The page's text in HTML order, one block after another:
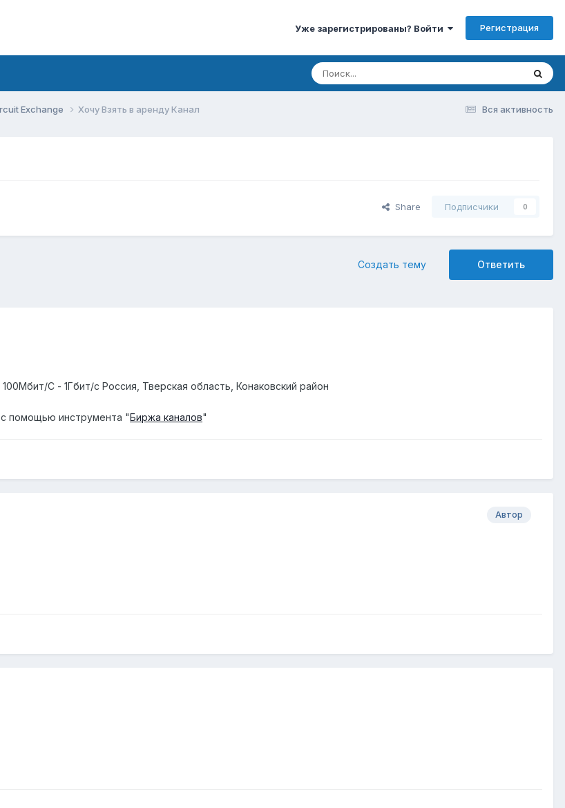
Уже зарегистрированы? Войти Регистрация
Вся активность
Exchange Хочу Взять в аренду Канал
Share Подписчики 0
Ответить
Создать тему
С - 1Гбит/с Россия, Тверская область, Конаковский район
помощью инструмента "Биржа каналов"
Автор